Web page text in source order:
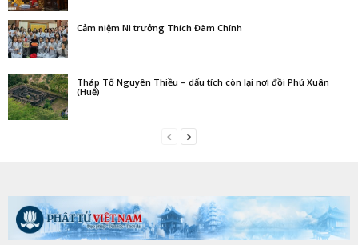
Cảm niệm Ni trưởng Thích Đàm Chính
Tháp Tổ Nguyên Thiều – dấu tích còn lại nơi đồi Phú Xuân
(Huế)